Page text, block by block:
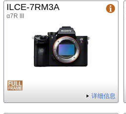
ILCE-7RM3A
α7R III
详细信息